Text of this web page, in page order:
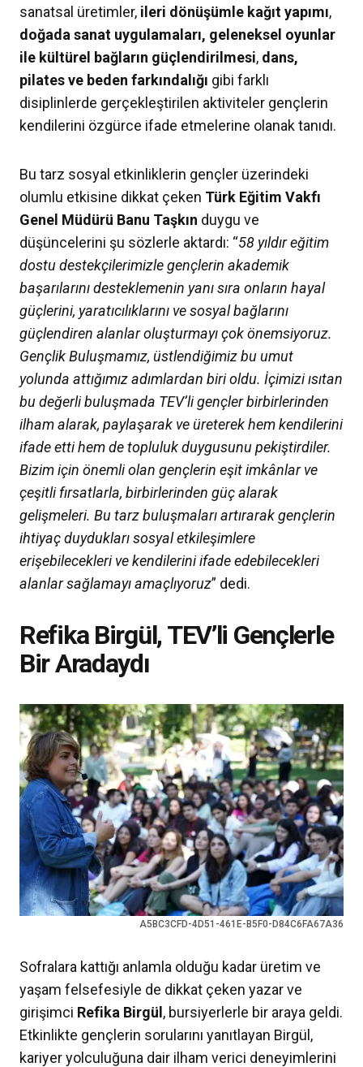
sanatsal üretimler, ileri dönüşümle kağıt yapımı,
doğada sanat uygulamaları, geleneksel oyunlar
ile kültürel bağların güçlendirilmesi, dans,
pilates ve beden farkındalığı gibi farklı
disiplinlerde gerçekleştirilen aktiviteler gençlerin
kendilerini özgürce ifade etmelerine olanak tanıdı.
Bu tarz sosyal etkinliklerin gençler üzerindeki
olumlu etkisine dikkat çeken Türk Eğitim Vakfı
Genel Müdürü Banu Taşkın duygu ve
düşüncelerini şu sözlerle aktardı: “58 yıldır eğitim
dostu destekçilerimizle gençlerin akademik
başarılarını desteklemenin yanı sıra onların hayal
güçlerini, yaratıcılıklarını ve sosyal bağlarını
güçlendiren alanlar oluşturmayı çok önemsiyoruz.
Gençlik Buluşmamız, üstlendiğimiz bu umut
yolunda attığımız adımlardan biri oldu. İçimizi ısıtan
bu değerli buluşmada TEV’li gençler birbirlerinden
ilham alarak, paylaşarak ve üreterek hem kendilerini
ifade etti hem de topluluk duygusunu pekiştirdiler.
Bizim için önemli olan gençlerin eşit imkânlar ve
çeşitli fırsatlarla, birbirlerinden güç alarak
gelişmeleri. Bu tarz buluşmaları artırarak gençlerin
ihtiyaç duydukları sosyal etkileşimlere
erişebilecekleri ve kendilerini ifade edebilecekleri
alanlar sağlamayı amaçlıyoruz” dedi.
Refika Birgül, TEV’li Gençlerle
Bir Aradaydı
A5BC3CFD-4D51-461E-B5F0-D84C6FA67A36
Sofralara kattığı anlamla olduğu kadar üretim ve
yaşam felsefesiyle de dikkat çeken yazar ve
girişimci Refika Birgül, bursiyerlerle bir araya geldi.
Etkinlikte gençlerin sorularını yanıtlayan Birgül,
kariyer yolculuğuna dair ilham verici deneyimlerini